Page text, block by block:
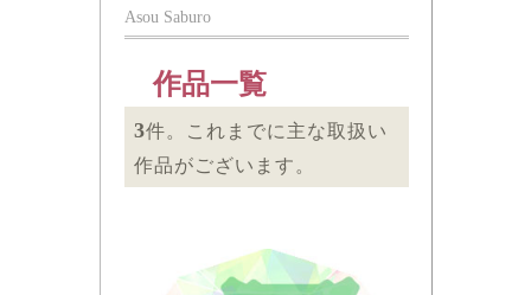
Asou Saburo
作品一覧
3件。これまでに主な取扱い
作品がございます。